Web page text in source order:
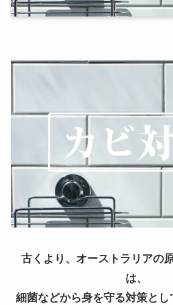
古くより、オーストラリアの
は、
細菌などから身を守る対策とし